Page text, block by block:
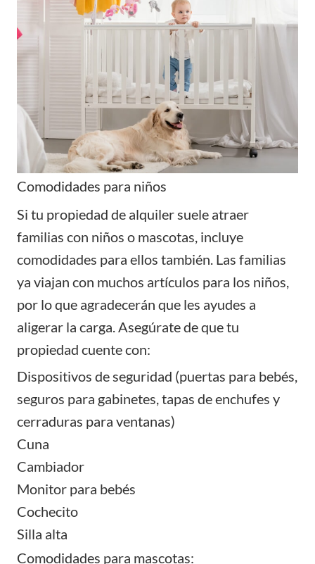
Comodidades para niños
Si tu propiedad de alquiler suele atraer
familias con niños o mascotas, incluye
comodidades para ellos también. Las familias
ya viajan con muchos artículos para los niños,
por lo que agradecerán que les ayudes a
aligerar la carga. Asegúrate de que tu
propiedad cuente con:
Dispositivos de seguridad (puertas para bebés,
seguros para gabinetes, tapas de enchufes y
cerraduras para ventanas)
Cuna
Cambiador
Monitor para bebés
Cochecito
Silla alta
Comodidades para mascotas: